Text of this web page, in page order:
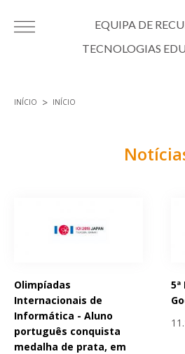
EQUIPA DE
TECNOLOGIAS
INÍCIO INÍCIO
Olimpíadas
Internacionais de
Informática - Aluno
português conquista
medalha de prata, em
Páginas